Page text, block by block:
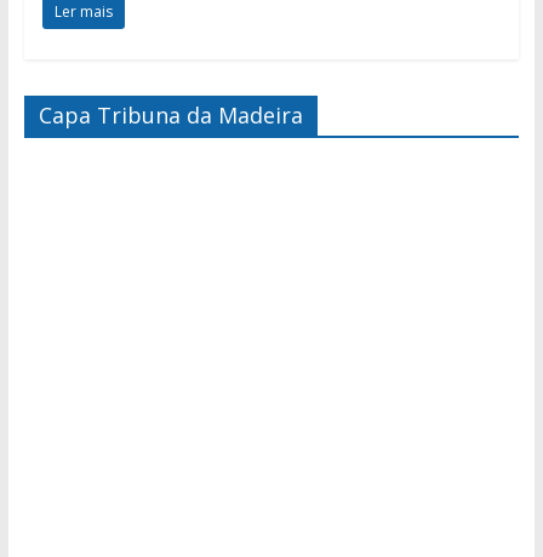
Ler mais
Capa Tribuna da Madeira